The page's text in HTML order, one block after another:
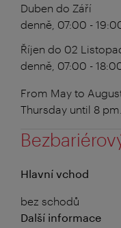
Duben do Září
denně, 07:00 -
Říjen do 02
denně, 07:00 -
From May to
Thursday until 8 pm.
Hlavní vchod
bez schodů
Další informace